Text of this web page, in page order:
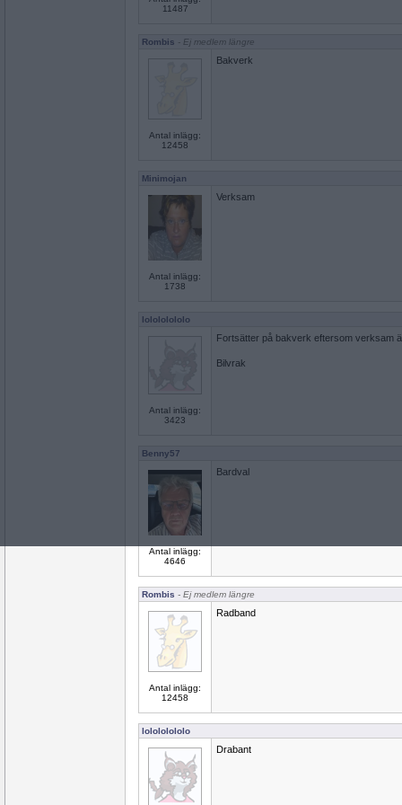
11487
Rombis - Ej medlem längre
Antal inlägg:
12458
Bakverk
Minimojan
Antal inlägg:
1738
Verksam
lolololololo
Antal inlägg:
3423
Fortsätter på bakverk eftersom verksam
Bilvrak
Benny57
Antal inlägg:
4646
Bardval
Rombis - Ej medlem längre
Antal inlägg:
12458
Radband
lolololololo
Drabant